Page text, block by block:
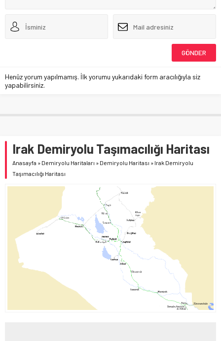
Henüz yorum yapılmamış. İlk yorumu yukarıdaki form aracılığıyla siz
yapabilirsiniz.
Irak Demiryolu Taşımacılığı Haritası
Anasayfa » Demiryolu Haritaları » Demiryolu Haritası » Irak Demiryolu
Taşımacılığı Haritası